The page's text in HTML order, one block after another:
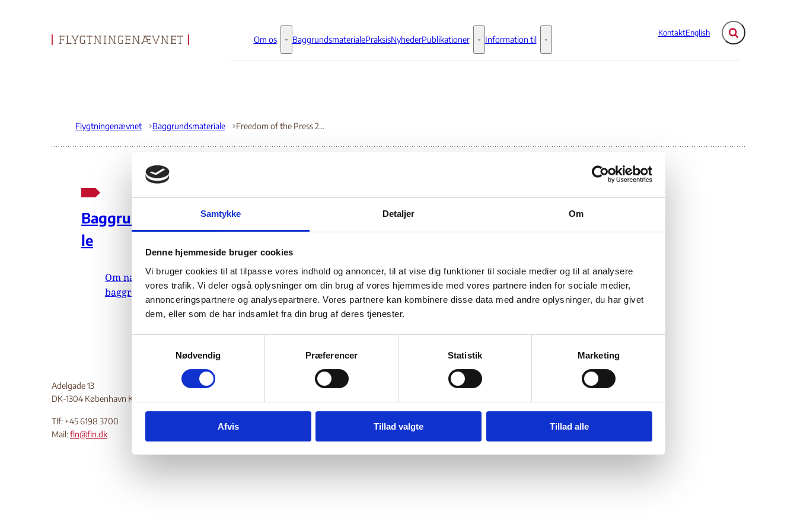
Samtykke Detaljer Om
Denne hjemmeside bruger cookies
Vi bruger cookies til at tilpasse vores indhold og annoncer, til at vise dig funktioner til sociale medier og til at analysere
vores trafik. Vi deler også oplysninger om din brug af vores hjemmeside med vores partnere inden for sociale medier,
annonceringspartnere og analysepartnere. Vores partnere kan kombinere disse data med andre oplysninger, du har givet
dem, eller som de har indsamlet fra din brug af deres tjenester.
y
v
Nødvendig Præferencer Statistik Marketing
Afvis Tillad valgte Tillad alle
Gå til forsiden
KontaktEnglish Fold søgefelt ud
Om os Om os - Flere links
BaggrundsmaterialePraksisNyhederPublikationer Publikationer - Flere links
Information til Information til - Flere links
Flygtningenævnet Baggrundsmateriale Freedom of the Press 2017 - Egypt
Baggrundsmateria
le
Om nævnets
baggrundsmateriale
Freedom of the Press 2017 -
Egypt
01.11.2017 Bilag 156Freedom House Egypten (II)
Download
Adelgade 13
DK-1304 København K
Tlf: +45 6198 3700
Mail:fln@fln.dk
Digital Post - Borger
Tilgængelighedserklæring